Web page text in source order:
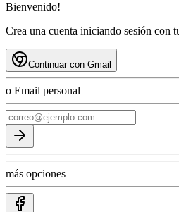
Bienvenido!
Crea una cuenta iniciando sesión con
Continuar con Gmail
o Email personal
más opciones